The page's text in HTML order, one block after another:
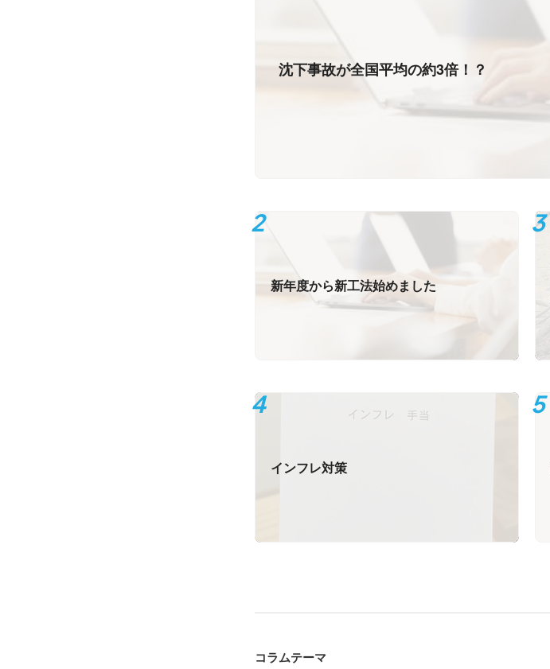
沈下事故が全国平均の約3倍！？
新年度から新工法始めました
インフレ対策
コラムテーマ